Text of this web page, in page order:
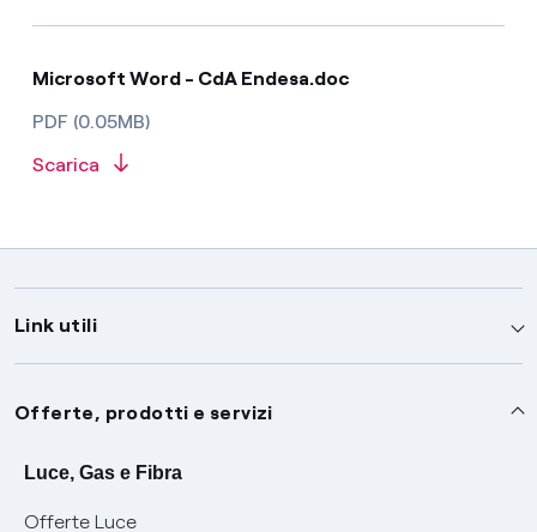
Microsoft Word - CdA Endesa.doc
PDF (0.05MB)
Scarica
Link utili
Assistenza
Avvisi
SOS luce e gas
Servizi
Offerte, prodotti e servizi
Luce, Gas e Fibra
Offerte Luce